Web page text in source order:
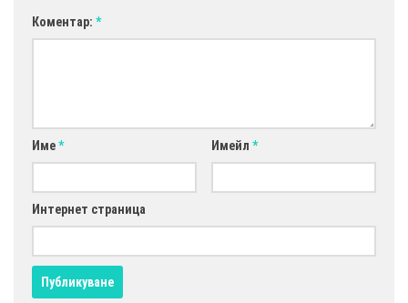
Коментар: *
Име* Имейл *
Интернет страница